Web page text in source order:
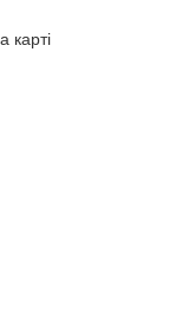
карті